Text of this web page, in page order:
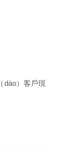
dào）客戶現